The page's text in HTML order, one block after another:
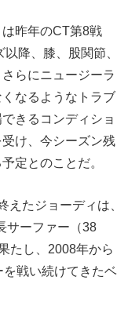
昨年のCT第8戦
降、膝、股関節、
らにニュージーラ
なるようなトラブ
きるコンディショ
け、今シーズン残
定とのことだ。
えたジョーディは、
サーファー（38
たし、2008年から
戦い続けてきたベ